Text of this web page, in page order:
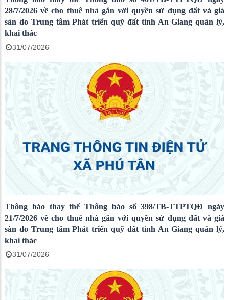
28/7/2026 về cho thuê nhà gắn với quyền sử dụng đất và giá
sàn do Trung tâm Phát triển quỹ đất tỉnh An Giang quản lý,
khai thác
31/07/2026
Thông báo thay thế Thông báo số 398/TB-TTPTQĐ ngày
21/7/2026 về cho thuê nhà gắn với quyền sử dụng đất và giá
sàn do Trung tâm Phát triển quỹ đất tỉnh An Giang quản lý,
khai thác
31/07/2026